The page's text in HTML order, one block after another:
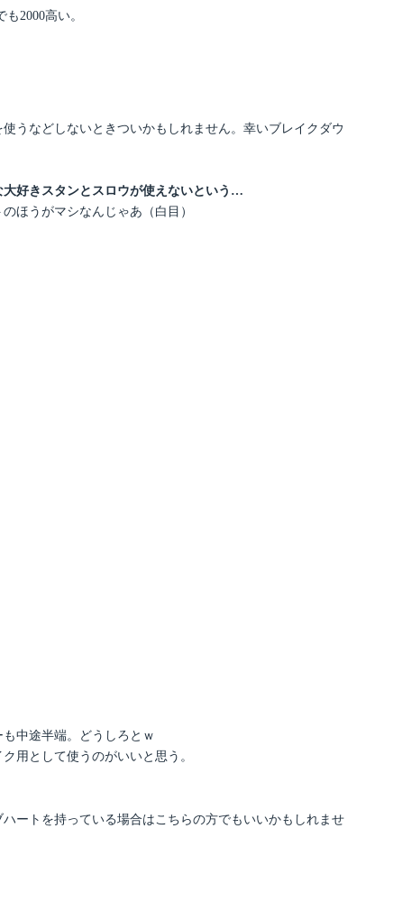
2000高い。
うなどしないときついかもしれません。幸いブレイクダウ
好きスタンとスロウが使えないという…
ほうがマシなんじゃあ（白目）
中途半端。どうしろとｗ
用として使うのがいいと思う。
ートを持っている場合はこちらの方でもいいかもしれませ